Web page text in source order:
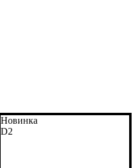
Новинка
D2